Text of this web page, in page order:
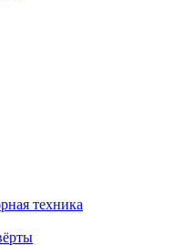
техника